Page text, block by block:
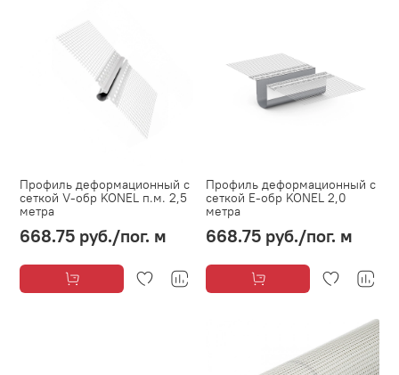
Профиль деформационный с
сеткой V-обр KONEL п.м. 2,5
метра
668.75 руб./пог. м
Профиль деформационный с
сеткой Е-обр KONEL 2,0
метра
668.75 руб./пог. м